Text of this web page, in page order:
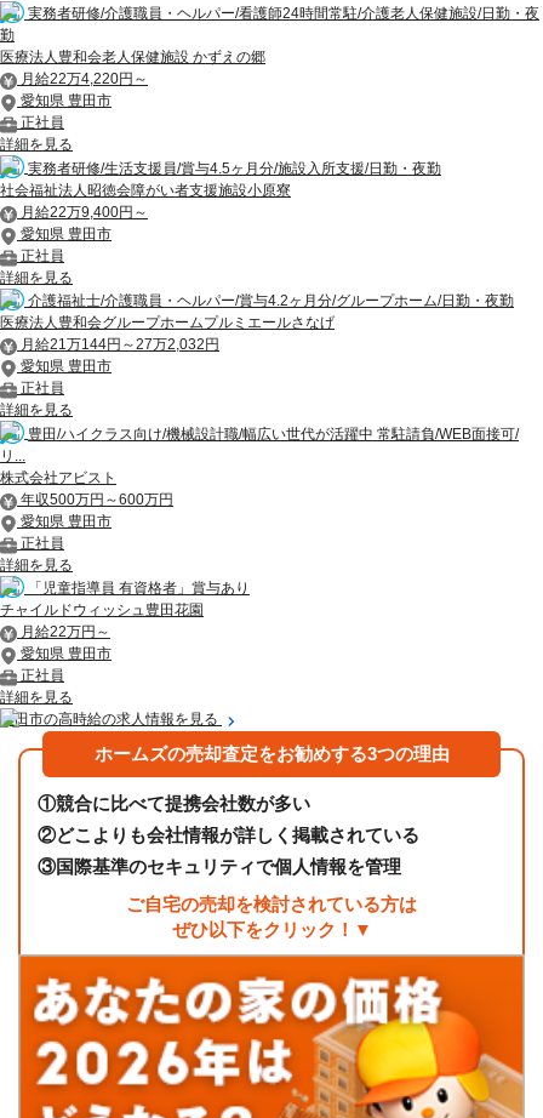
実務者研修/介護職員・ヘルパー/看護師24時間常駐/介護老人保健施設/日勤・夜
勤
医療法人豊和会老人保健施設 かずえの郷
月給22万4,220円～
愛知県 豊田市
正社員
詳細を見る
実務者研修/生活支援員/賞与4.5ヶ月分/施設入所支援/日勤・夜勤
社会福祉法人昭徳会障がい者支援施設小原寮
月給22万9,400円～
愛知県 豊田市
正社員
詳細を見る
介護福祉士/介護職員・ヘルパー/賞与4.2ヶ月分/グループホーム/日勤・夜勤
医療法人豊和会グループホームプルミエールさなげ
月給21万144円～27万2,032円
愛知県 豊田市
正社員
詳細を見る
豊田/ハイクラス向け/機械設計職/幅広い世代が活躍中 常駐請負/WEB面接可/
リ...
株式会社アビスト
年収500万円～600万円
愛知県 豊田市
正社員
詳細を見る
「児童指導員 有資格者」賞与あり
チャイルドウィッシュ豊田花園
月給22万円～
愛知県 豊田市
正社員
詳細を見る
豊田市の高時給の求人情報を見る
ホームズの売却査定をお勧めする3つの理由
①競合に比べて提携会社数が多い
②どこよりも会社情報が詳しく掲載されている
③国際基準のセキュリティで個人情報を管理
ご自宅の売却を検討されている方は
ぜひ以下をクリック！▼